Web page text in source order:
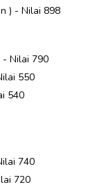
) - Nilai 898
- Nilai 790
550
540
740
720